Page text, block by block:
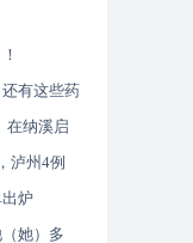
有这些药
在纳溪启
泸州4例
炉
她）多